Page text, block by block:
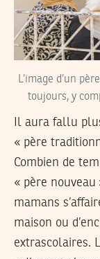
L’image d’un
toujours, y
Il aura fallu
« père
Combien de
« père nouveau
mamans
maison ou
extrascolaires.